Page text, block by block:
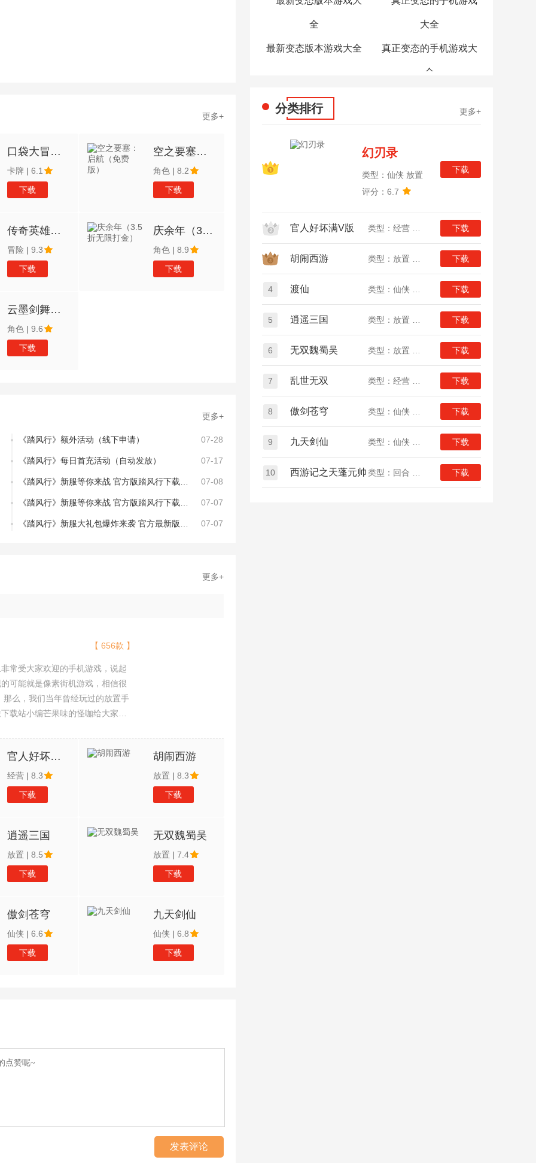
更多+
口袋大冒险（送满星UR刷充）
卡牌 | 6.1
下载
空之要塞：启航（免费版）
角色 | 8.2
下载
传奇英雄酷跑（1折免费版）
冒险 | 9.3
下载
庆余年（3.5折无限打金）
角色 | 8.9
下载
云墨剑舞（3.5折十二时辰）
角色 | 9.6
下载
更多+
《踏风行》额外活动（线下申请） 07-28
《踏风行》每日首充活动（自动发放） 07-17
07-08
07-07
07-07
更多+
常受大家欢迎的手机游戏，说起
可能就是像素街机游戏，相信很
么，我们当年曾经玩过的放置手
载站小编芒果味的怪咖给大家搜
【 656款 】
官人好坏满V版
经营 | 8.3
下载
胡闹西游
放置 | 8.3
下载
逍遥三国
放置 | 8.5
下载
无双魏蜀吴
放置 | 7.4
下载
傲剑苍穹
仙侠 | 6.6
下载
九天剑仙
仙侠 | 6.8
下载
发表评论
最新变态版本游戏大全 真正变态的手机游戏大
全
分类排行 更多+
幻刃录
类型：仙侠 放置
评分：6.7
下载
官人好坏满V版 下载
胡闹西游 下载
4 渡仙 下载
5 逍遥三国 下载
6 无双魏蜀吴 下载
7 乱世无双 下载
8 傲剑苍穹 下载
9 九天剑仙 下载
10 西游记之天蓬元帅 下载